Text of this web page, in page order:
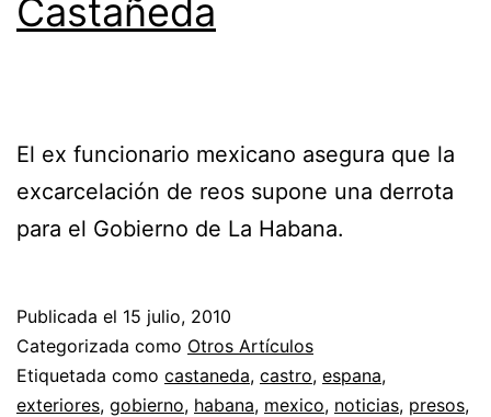
Castañeda
El ex funcionario mexicano asegura que la
excarcelación de reos supone una derrota
para el Gobierno de La Habana.
Publicada el 15 julio, 2010
Categorizada como Otros Artículos
Etiquetada como castaneda, castro, espana,
exteriores, gobierno, habana, mexico, noticias, presos,